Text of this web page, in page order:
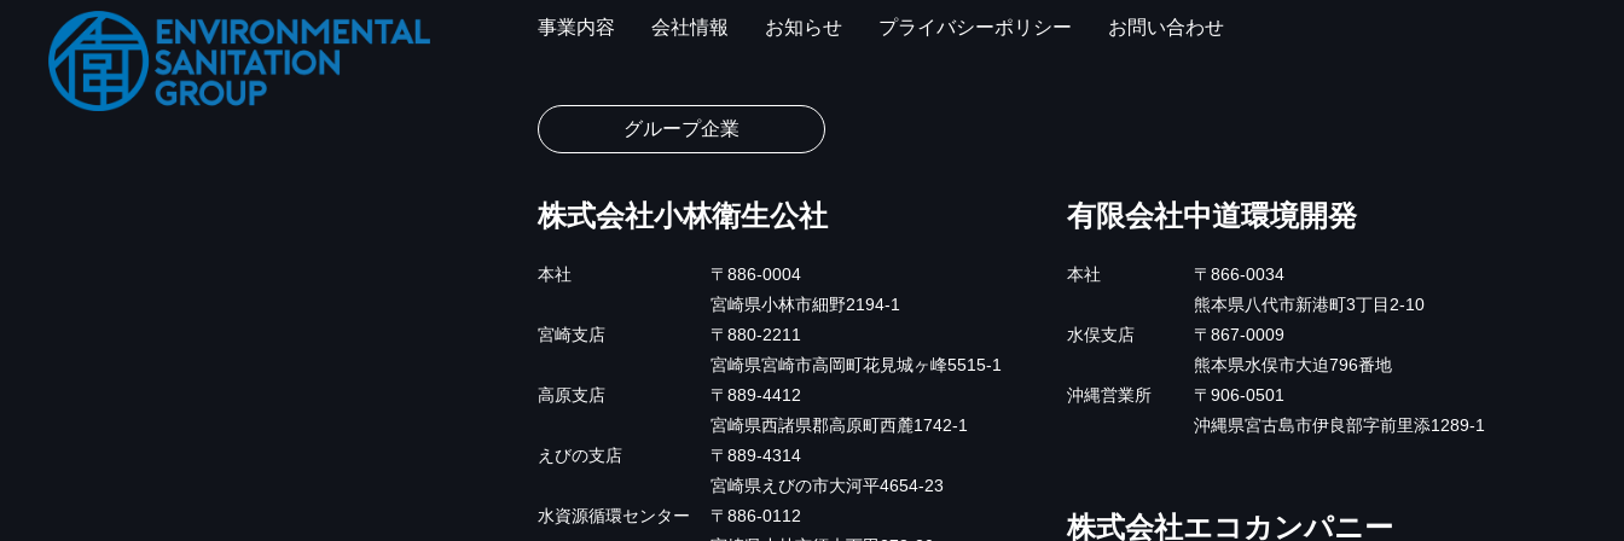
事業内容 会社情報 お知らせ プライバシーポリシー お問い合わせ
グループ企業
株式会社小林衛生公社
本社
〒886-0004
宮崎県小林市細野2194-1
宮崎支店
〒880-2211
宮崎県宮崎市⾼岡町花⾒城ヶ峰5515-1
高原支店
〒889-4412
宮崎県西諸県郡高原町西麓1742-1
えびの支店
〒889-4314
宮崎県えびの市大河平4654-23
水資源循環センター
〒886-0112
有限会社中道環境開発
本社
〒866-0034
熊本県八代市新港町3丁目2-10
水俣支店
〒867-0009
熊本県水俣市大迫796番地
沖縄営業所
〒906-0501
沖縄県宮古島市伊良部字前里添1289-1
株式会社エコカンパニー